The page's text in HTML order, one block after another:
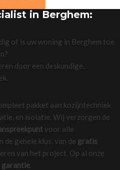
in Berghem:
of is uw woning in Berghem toe
door een deskundige,
pakket aan kozijntechniek
en isolatie. Wij verzorgen de
voor alle
de gehele klus, van de gratis
van het project. Op al onze
garantie.